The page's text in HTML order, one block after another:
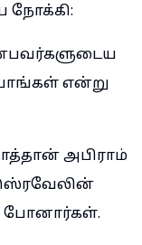
நோக்கி:
என்று
அபிராம்
போனார்கள்.